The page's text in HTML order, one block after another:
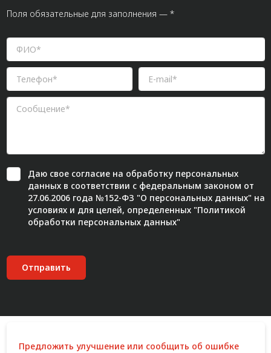
Поля обязательные для заполнения — *
Даю свое согласиена обработку персональных
данных в соответствии с федеральным законом от
27.06.2006 года №152-ФЗ "О персональных данных" на
условиях и для целей, определенных "Политикой
обработки персональных данных"
Отправить
Предложить улучшение или сообщить об ошибке